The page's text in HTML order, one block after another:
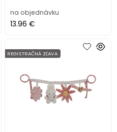
na objednávku
13.96 €
REGISTRAČNÁ ZĽAVA